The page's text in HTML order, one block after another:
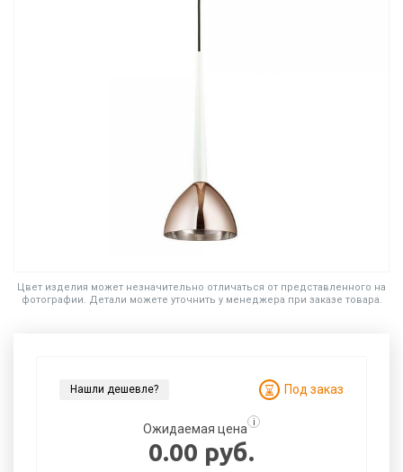
Цвет изделия может незначительно отличаться от представленного на
фотографии. Детали можете уточнить у менеджера при заказе товара.
Нашли дешевле? Под заказ
Ожидаемая цена i
0.00 руб.